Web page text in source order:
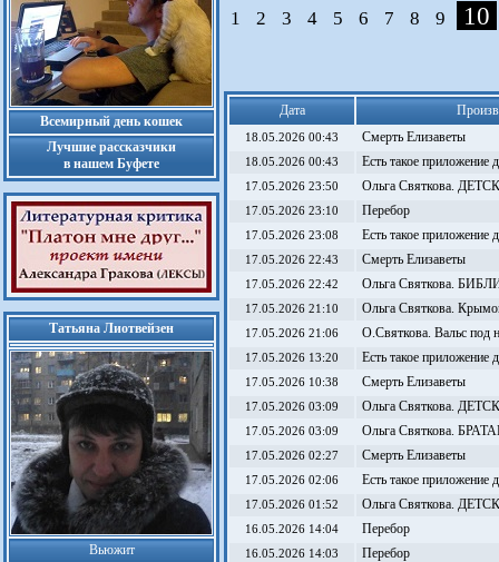
Всемирный день кошек
Лучшие рассказчики
в нашем Буфете
Татьяна Лиотвейзен
Вьюжит
1 2 3 4 5 6 7 8 9 10
Дата
18.05.2026 00:43 Смерть Елизаветы
18.05.2026 00:43 Есть такое приложение
17.05.2026 23:50 Ольга Святкова.
17.05.2026 23:10 Перебор
17.05.2026 23:08 Есть такое приложение
17.05.2026 22:43 Смерть Елизаветы
17.05.2026 22:42 Ольга Святкова.
17.05.2026 21:10 Ольга Святкова.
17.05.2026 21:06 О.Святкова. Вальс под
17.05.2026 13:20 Есть такое приложение
17.05.2026 10:38 Смерть Елизаветы
17.05.2026 03:09 Ольга Святкова.
17.05.2026 03:09 Ольга Святкова.
17.05.2026 02:27 Смерть Елизаветы
17.05.2026 02:06 Есть такое приложение
17.05.2026 01:52 Ольга Святкова.
16.05.2026 14:04 Перебор
16.05.2026 14:03 Перебор